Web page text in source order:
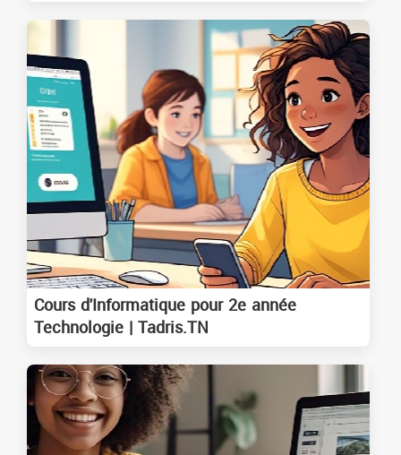
Cours d'Informatique pour 2e année
Technologie | Tadris.TN